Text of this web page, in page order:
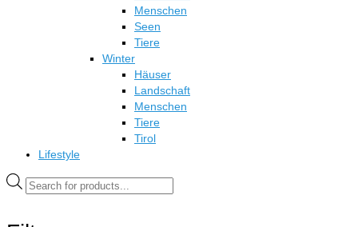
Menschen
Seen
Tiere
Winter
Häuser
Landschaft
Menschen
Tiere
Tirol
Lifestyle
Products
search